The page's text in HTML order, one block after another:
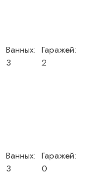
Ванных:
3
Гаражей:
2
Ванных:
3
Гаражей:
0